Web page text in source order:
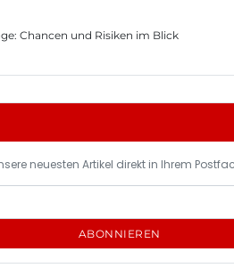
Chancen und Risiken im Blick
neuesten Artikel direkt in Ihrem
ABONNIEREN